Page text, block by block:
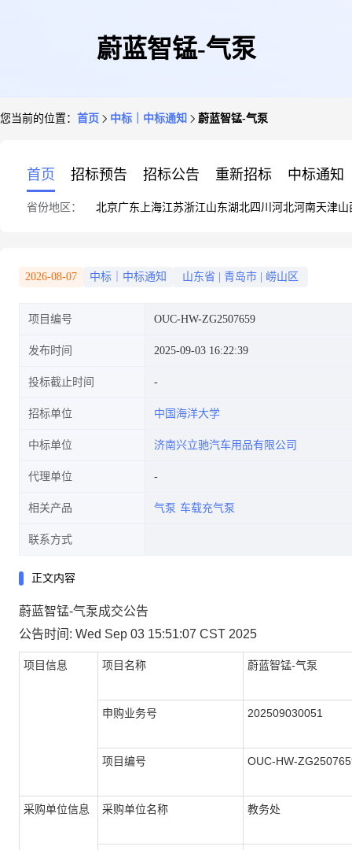
蔚蓝智锰-气泵
您当前的位置： 首页 中标｜中标通知 蔚蓝智锰-气泵
首页 招标预告 招标公告 重新招标 中标通知
省份地区： 北京广东 上海江苏浙江山东湖北四川 河北河南天津山
2026-08-07 中标｜中标通知 山东省 青岛市 崂山区
项目编号 OUC-HW-ZG2507659
发布时间 2025-09-03 16:22:39
投标截止时间
招标单位 中国海洋大学
中标单位 济南兴立驰汽车用品有限公司
代理单位
相关产品 气泵 车载充气泵
联系方式
正文内容
蔚蓝智锰-气泵成交公告
公告时间: Wed Sep 03 15:51:07 CST 2025
项目信息 项目名称 蔚蓝智锰-气泵
申购业务号 202509030051
项目编号 OUC-HW-
采购单位信息 采购单位名称 教务处